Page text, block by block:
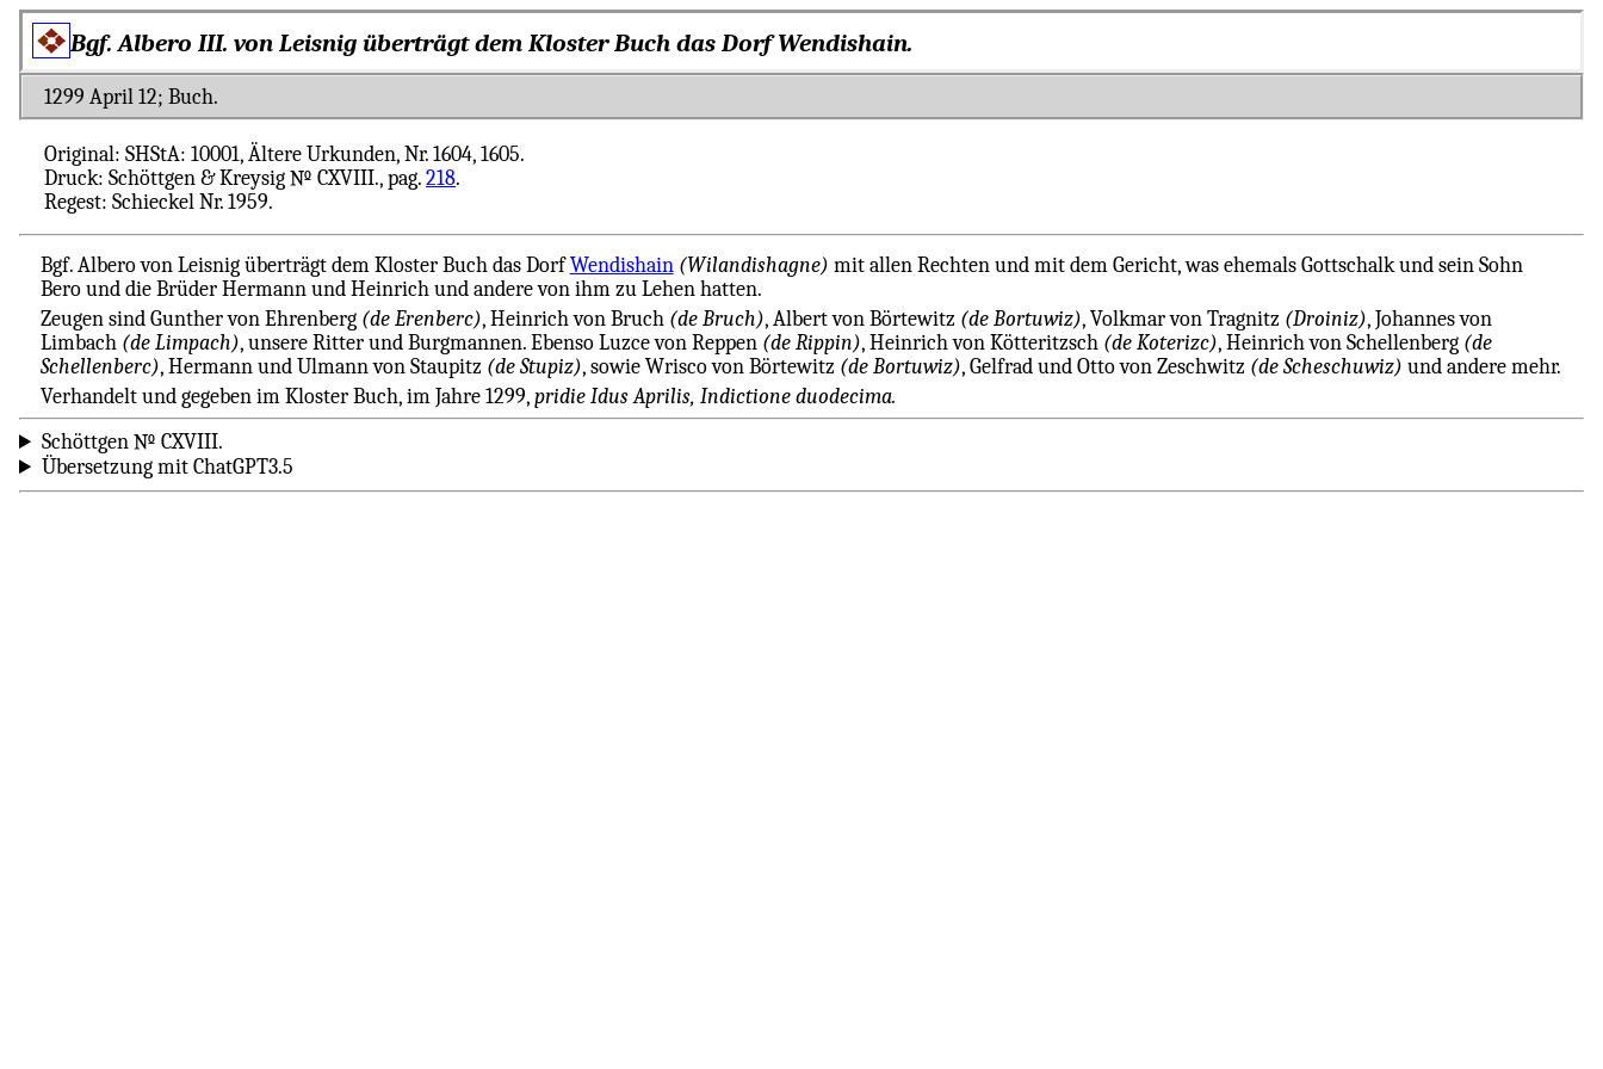
Bgf. Albero III. von Leisnig überträgt dem Kloster Buch das Dorf Wendishain.
1299 April 12; Buch.
Original: SHStA: 10001, Ältere Urkunden, Nr. 1604, 1605.
Druck: Schöttgen & Kreysig № CXVIII., pag.218.
Regest: Schieckel Nr. 1959.
Bgf. Albero von Leisnig überträgt dem Kloster Buch das DorfWendishain (Wilandishagne) mit allen Rechten und mit dem Gericht, was ehemals Gottschalk und sein Sohn
Bero und die Brüder Hermann und Heinrich und andere von ihm zu Lehen hatten.
Zeugen sind Gunther von Ehrenberg (de Erenberc), Heinrich von Bruch (de Bruch), Albert von Börtewitz (de Bortuwiz), Volkmar von Tragnitz (Droiniz), Johannes von
Limbach (de Limpach), unsere Ritter und Burgmannen. Ebenso Luzce von Reppen (de Rippin), Heinrich von Kötteritzsch (de Koterizc), Heinrich von Schellenberg (de
Schellenberc), Hermann und Ulmann von Staupitz (de Stupiz), sowie Wrisco von Börtewitz (de Bortuwiz), Gelfrad und Otto von Zeschwitz (de Scheschuwiz) und andere mehr.
Verhandelt und gegeben im Kloster Buch, im Jahre 1299, pridie Idus Aprilis, Indictione duodecima.
Schöttgen № CXVIII.
Übersetzung mit ChatGPT3.5